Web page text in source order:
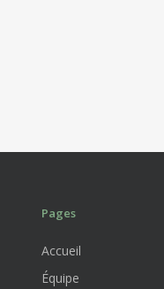
Pages
Accueil
Équipe